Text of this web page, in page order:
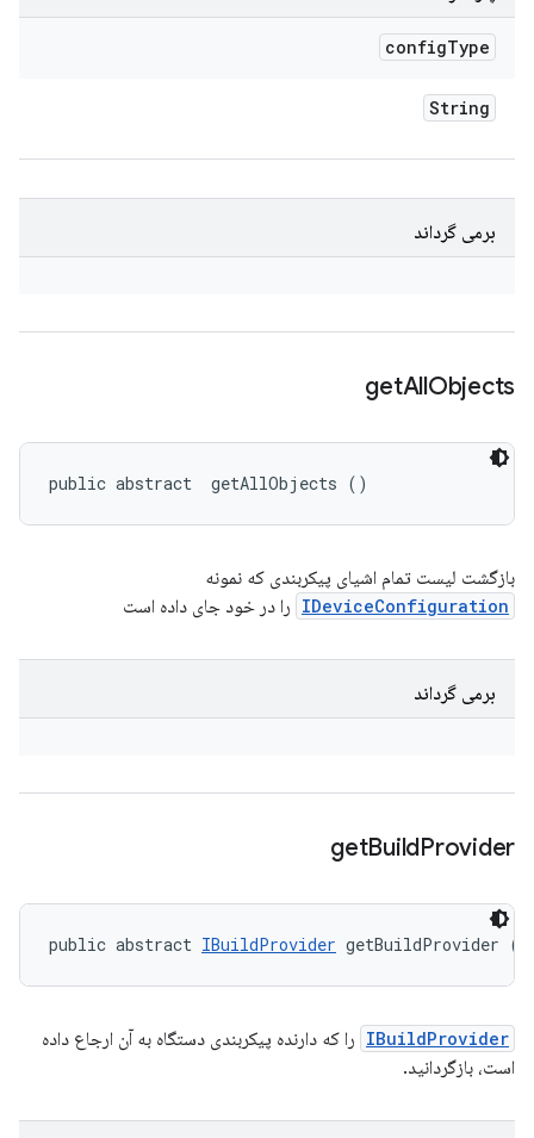
configType
String
برمی گرداند
getAllObjects
public abstract getAllObjects ()
بازگشت لیست تمام اشیای پیکربندی که نمونه
IDeviceConfiguration را در خود جای داده است
برمی گرداند
getBuildProvider
public abstract IBuildProvider getBuildProvider ()
IBuildProvider را که دارنده پیکربندی دستگاه به آن ارجاع داده
است، بازگردانید.